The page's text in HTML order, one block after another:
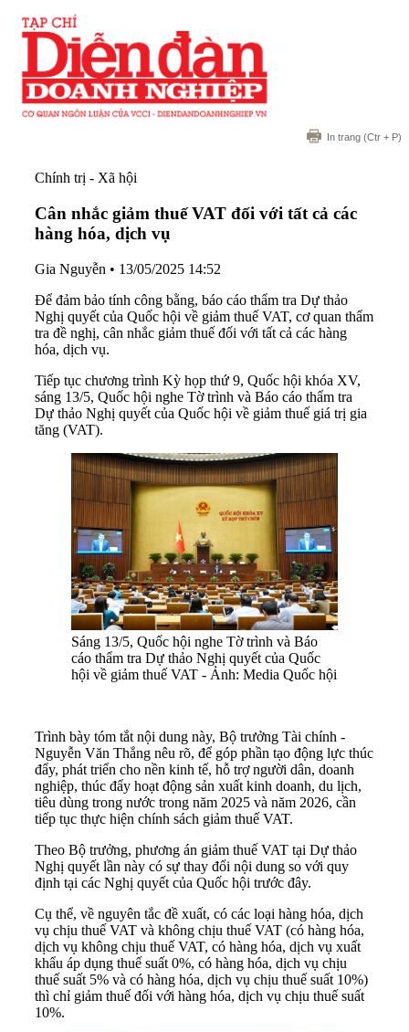
In trang (Ctr + P)
Chính trị - Xã hội
Cân nhắc giảm thuế VAT đối với tất cả các
hàng hóa, dịch vụ
Gia Nguyễn • 13/05/2025 14:52
Để đảm bảo tính công bằng, báo cáo thẩm tra Dự thảo
Nghị quyết của Quốc hội về giảm thuế VAT, cơ quan thẩm
tra đề nghị, cân nhắc giảm thuế đối với tất cả các hàng
hóa, dịch vụ.
Tiếp tục chương trình Kỳ họp thứ 9, Quốc hội khóa XV,
sáng 13/5, Quốc hội nghe Tờ trình và Báo cáo thẩm tra
Dự thảo Nghị quyết của Quốc hội về giảm thuế giá trị gia
tăng (VAT).
Sáng 13/5, Quốc hội nghe Tờ trình và Báo
cáo thẩm tra Dự thảo Nghị quyết của Quốc
hội về giảm thuế VAT - Ảnh: Media Quốc hội
Trình bày tóm tắt nội dung này, Bộ trưởng Tài chính -
Nguyễn Văn Thắng nêu rõ, để góp phần tạo động lực thúc
đẩy, phát triển cho nền kinh tế, hỗ trợ người dân, doanh
nghiệp, thúc đẩy hoạt động sản xuất kinh doanh, du lịch,
tiêu dùng trong nước trong năm 2025 và năm 2026, cần
tiếp tục thực hiện chính sách giảm thuế VAT.
Theo Bộ trưởng, phương án giảm thuế VAT tại Dự thảo
Nghị quyết lần này có sự thay đổi nội dung so với quy
định tại các Nghị quyết của Quốc hội trước đây.
Cụ thể, về nguyên tắc đề xuất, có các loại hàng hóa, dịch
vụ chịu thuế VAT và không chịu thuế VAT (có hàng hóa,
dịch vụ không chịu thuế VAT, có hàng hóa, dịch vụ xuất
khẩu áp dụng thuế suất 0%, có hàng hóa, dịch vụ chịu
thuế suất 5% và có hàng hóa, dịch vụ chịu thuế suất 10%)
thì chỉ giảm thuế đối với hàng hóa, dịch vụ chịu thuế suất
10%.